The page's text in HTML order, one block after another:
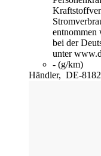
entnommen
bei der
unter
- (g/km)
Händler, DE-